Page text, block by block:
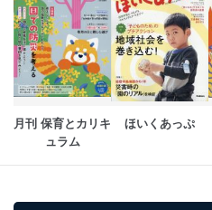
月刊 保育とカリキ
ュラム
ほいくあっぷ